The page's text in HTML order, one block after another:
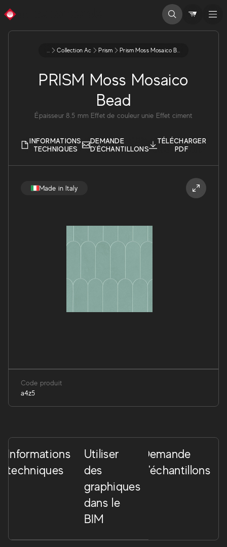
Made in Italy
... Collection Ac Prism Prism Moss Mosaico Bead
PRISM Moss Mosaico
Bead
Épaisseur 8.5 mm Effet de couleur unie Effet ciment
INFORMATIONS
TECHNIQUES
DEMANDE
D'ÉCHANTILLONS
TÉLÉCHARGER
PDF
Code produit
a4z5
Informations
techniques
Utiliser
des
graphiques
dans le
BIM
Demande
d'échantillons